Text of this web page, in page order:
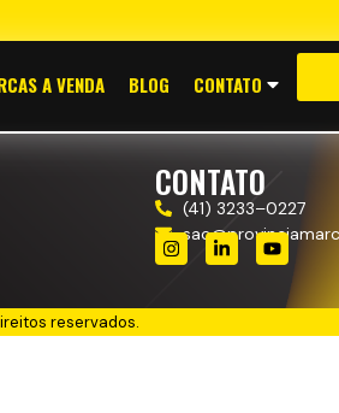
A VENDA BLOG CONTATO
CONTATO
(41) 3233–0227
reservados.